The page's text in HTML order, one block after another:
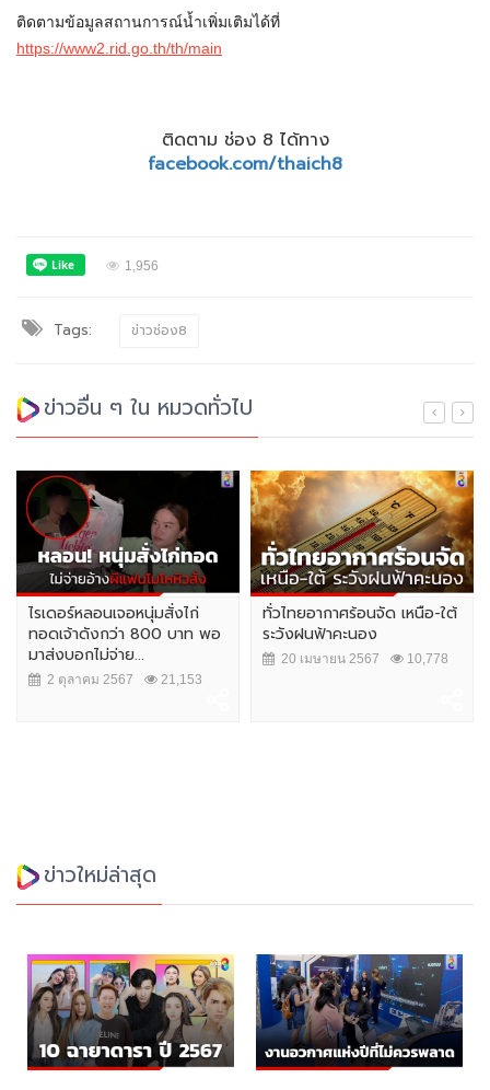
ติดตามข้อมูลสถานการณ์น้ำเพิ่มเติมได้ที่
https://www2.rid.go.th/th/main
ติดตาม ช่อง 8 ได้ทาง
facebook.com/thaich8
1,956
Tags: ข่าวช่อง8
ข่าวอื่น ๆ ใน หมวดทั่วไป
ไรเดอร์หลอนเจอหนุ่มสั่งไก่
ทอดเจ้าดังกว่า 800 บาท พอ
มาส่งบอกไม่จ่าย...
2 ตุลาคม 2567 21,153
ทั่วไทยอากาศร้อนจัด เหนือ-ใต้
ระวังฝนฟ้าคะนอง
20 เมษายน 2567 10,778
ข่าวใหม่ล่าสุด